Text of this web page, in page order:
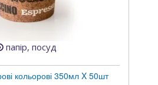
папір, посуд
кольорові 350мл X 50шт